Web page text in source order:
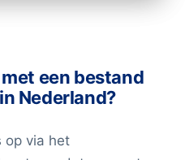
een bestand
Nederland?
op via het